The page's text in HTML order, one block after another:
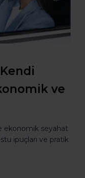
ve
ekonomik seyahat
ipuçları ve pratik